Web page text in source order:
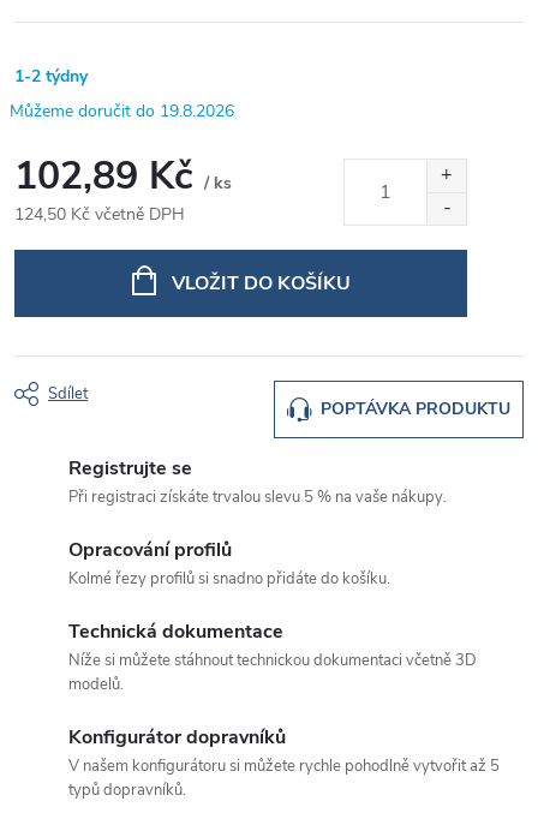
1-2 týdny
19.8.2026
102,89 Kč / ks
124,50 Kč včetně DPH
VLOŽIT DO KOŠÍKU
POPTÁVKA PRODUKTU
Sdílet
Registrujte se
Při registraci získáte trvalou slevu 5 % na vaše nákupy.
Opracování profilů
Kolmé řezy profilů si snadno přidáte do košíku.
Technická dokumentace
Níže si můžete stáhnout technickou dokumentaci včetně 3D
modelů.
Konfigurátor dopravníků
V našem konfigurátoru si můžete rychle pohodlně vytvořit až 5
typů dopravníků.